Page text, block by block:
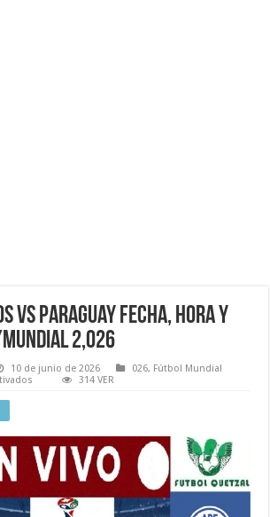
VS Paraguay Fecha, Hora y
2,026
10 de junio de 2026 026, Fútbol Mundial
Fecha,
Hora
y
Estadísticas/Mundial
2,026
314 VER